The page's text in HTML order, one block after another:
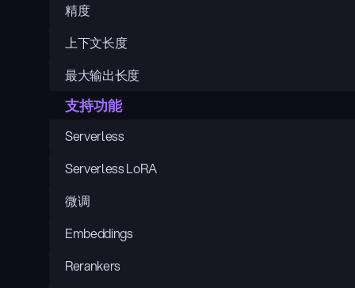
精度
上下文长度
最大输出长度
支持功能
Serverless
Serverless LoRA
微调
Embeddings
Rerankers